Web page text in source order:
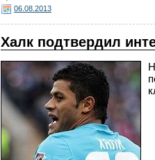
06.08.2013
Халк подтвердил